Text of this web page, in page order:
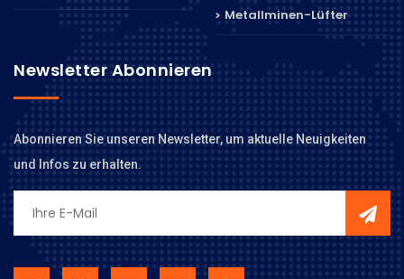
Metallminen-Lüfter
Newsletter Abonnieren
Abonnieren Sie unseren Newsletter, um aktuelle Neuigkeiten
und Infos zu erhalten.